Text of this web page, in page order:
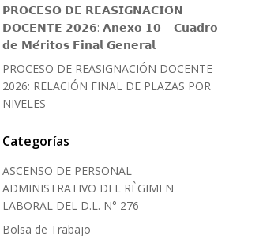
𝗣𝗥𝗢𝗖𝗘𝗦𝗢 𝗗𝗘 𝗥𝗘𝗔𝗦𝗜𝗚𝗡𝗔𝗖𝗜𝗢́𝗡
𝗗𝗢𝗖𝗘𝗡𝗧𝗘 𝟮𝟬𝟮𝟲: 𝗔𝗻𝗲𝘅𝗼 𝟭𝟬 – 𝗖𝘂𝗮𝗱𝗿𝗼
𝗱𝗲 𝗠𝗲́𝗿𝗶𝘁𝗼𝘀 𝗙𝗶𝗻𝗮𝗹 𝗚𝗲𝗻𝗲𝗿𝗮𝗹
PROCESO DE REASIGNACIÓN DOCENTE
2026: RELACIÓN FINAL DE PLAZAS POR
NIVELES
Categorías
ASCENSO DE PERSONAL
ADMINISTRATIVO DEL RÈGIMEN
LABORAL DEL D.L. N° 276
Bolsa de Trabajo